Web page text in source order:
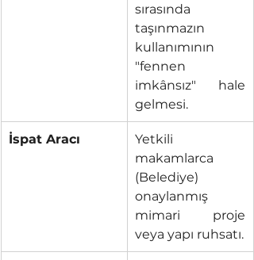
sırasında
taşınmazın
kullanımının
"fennen
imkânsız" hale
gelmesi.
İspat Aracı
Yetkili
makamlarca
(Belediye)
onaylanmış
mimari proje
veya yapı ruhsatı.